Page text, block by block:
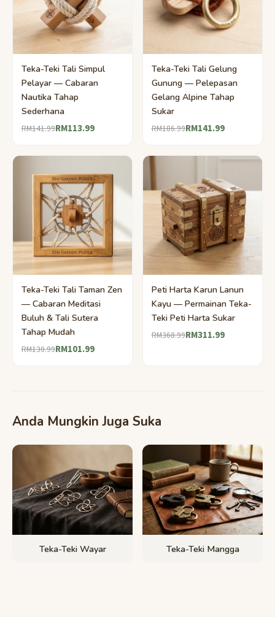
Teka-Teki Tali Simpul
Pelayar — Cabaran
Nautika Tahap
Sederhana
RM141.99RM113.99
Teka-Teki Tali Gelung
Gunung — Pelepasan
Gelang Alpine Tahap
Sukar
RM186.99RM141.99
Teka-Teki Tali Taman Zen
— Cabaran Meditasi
Buluh & Tali Sutera
Tahap Mudah
RM130.99RM101.99
Peti Harta Karun Lanun
Kayu — Permainan Teka-
Teki Peti Harta Sukar
RM368.99RM311.99
Anda Mungkin Juga Suka
Teka-Teki Wayar Teka-Teki Mangga